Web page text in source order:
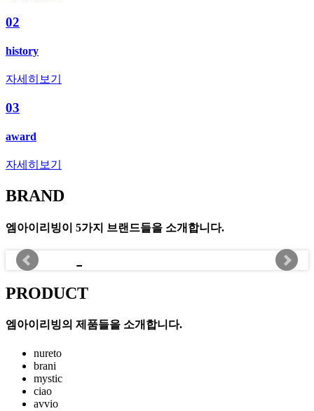
02
history
자세히보기
03
award
자세히보기
BRAND
엠아이리빙이 5가지 브랜드들을 소개합니다.
PRODUCT
엠아이리빙의 제품들을 소개합니다.
nureto
brani
mystic
ciao
avvio